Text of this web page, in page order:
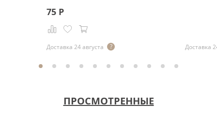
75 Р
Доставка 24 августа Доставка
ПРОСМОТРЕННЫЕ